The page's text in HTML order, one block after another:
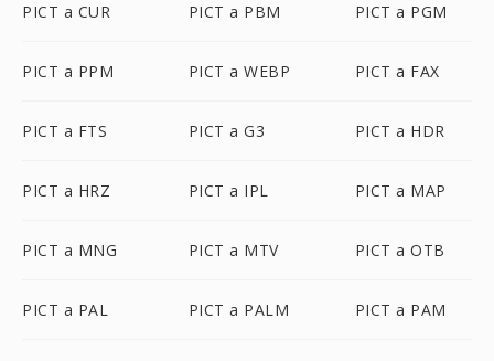
PICT a CUR PICT a PBM PICT a PGM
PICT a PPM PICT a WEBP PICT a FAX
PICT a FTS PICT a G3 PICT a HDR
PICT a HRZ PICT a IPL PICT a MAP
PICT a MNG PICT a MTV PICT a OTB
PICT a PAL PICT a PALM PICT a PAM